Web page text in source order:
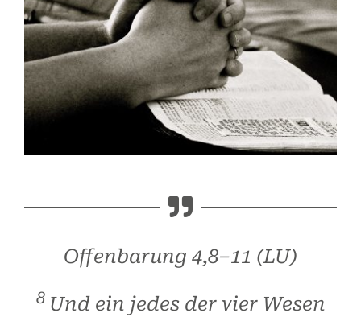
Offenbarung 4,8–11 (LU)
8 Und ein jedes der vier Wesen